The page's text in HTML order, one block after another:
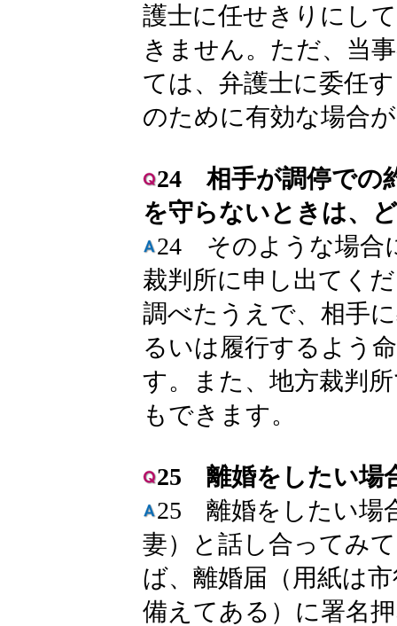
護士に任せきりにし
きません。ただ、当
ては、弁護士に委任
のために有効な場合
24 相手が調停での
を守らないときは、
24 そのような場合
裁判所に申し出てく
調べたうえで、相手
るいは履行するよう
す。また、地方裁判
もできます。
25 離婚をしたい場
25 離婚をしたい場
妻）と話し合ってみ
ば、離婚届（用紙は
備えてある）に署名